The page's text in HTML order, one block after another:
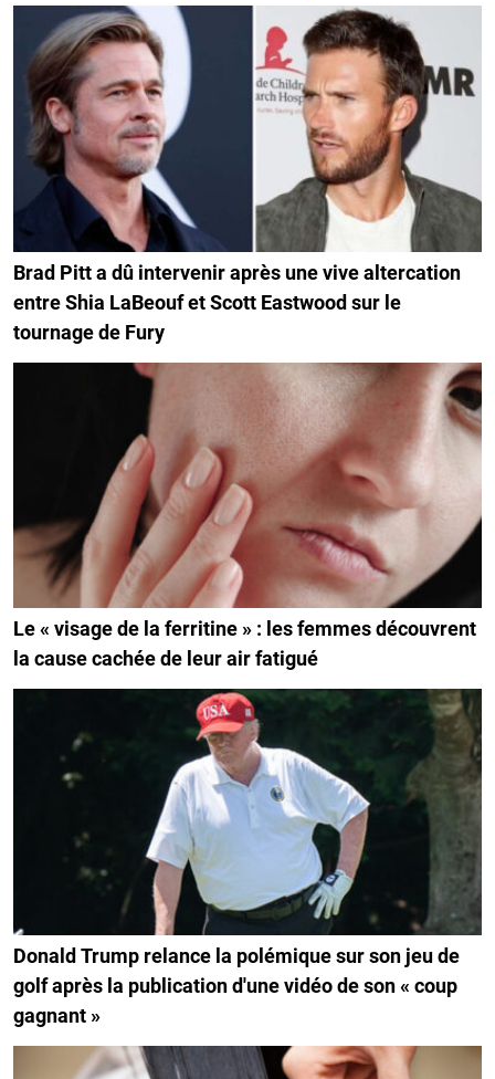
Brad Pitt a dû intervenir après une vive altercation
entre Shia LaBeouf et Scott Eastwood sur le
tournage de Fury
Le « visage de la ferritine » : les femmes découvrent
la cause cachée de leur air fatigué
Donald Trump relance la polémique sur son jeu de
golf après la publication d'une vidéo de son « coup
gagnant »